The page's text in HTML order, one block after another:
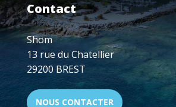
Contact
Shom
13 rue du Chatellier
29200 BREST
NOUS CONTACTER